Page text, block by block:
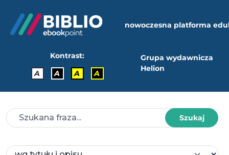
nowoczesna platforma
Kontrast:
A
A A A
Grupa wydawnicza
Helion
Szukaj